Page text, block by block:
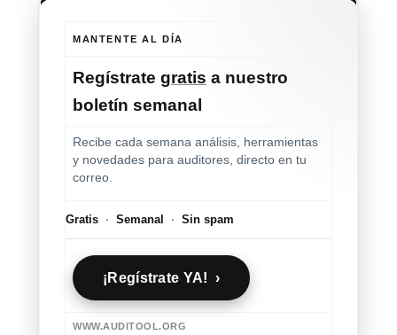
MANTENTE AL DÍA
Regístrate gratis a nuestro
boletín semanal
Recibe cada semana análisis, herramientas
y novedades para auditores, directo en tu
correo.
Gratis · Semanal · Sin spam
¡Regístrate YA! ›
WWW.AUDITOOL.ORG